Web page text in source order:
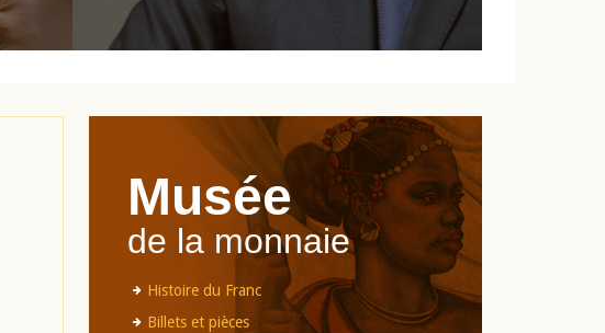
Musée
de la monnaie
Histoire du Franc
Billets et pièces